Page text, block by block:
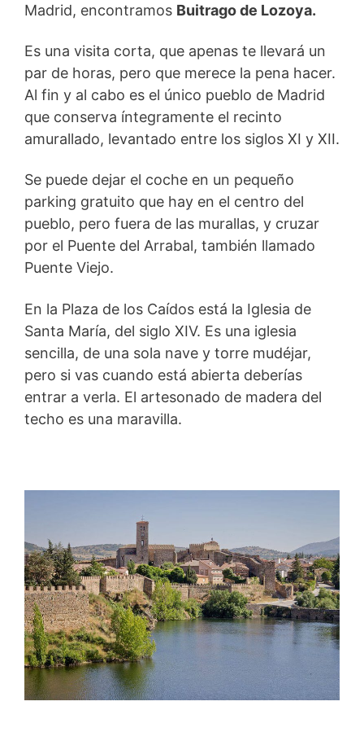
Madrid, encontramos Buitrago de Lozoya.
Es una visita corta, que apenas te llevará un
par de horas, pero que merece la pena hacer.
Al fin y al cabo es el único pueblo de Madrid
que conserva íntegramente el recinto
amurallado, levantado entre los siglos XI y XII.
Se puede dejar el coche en un pequeño
parking gratuito que hay en el centro del
pueblo, pero fuera de las murallas, y cruzar
por el Puente del Arrabal, también llamado
Puente Viejo.
En la Plaza de los Caídos está la Iglesia de
Santa María, del siglo XIV. Es una iglesia
sencilla, de una sola nave y torre mudéjar,
pero si vas cuando está abierta deberías
entrar a verla. El artesonado de madera del
techo es una maravilla.